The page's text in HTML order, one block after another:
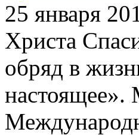
25 января
Христа
обряд в